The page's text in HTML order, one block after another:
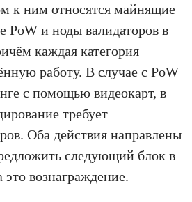
к ним относятся майнящие
PoW и ноды валидаторов в
каждая категория
работу. В случае с PoW
с помощью видеокарт, в
требует
Оба действия направлены
следующий блок в
это вознаграждение.